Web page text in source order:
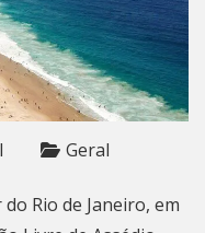
Geral
Rio de Janeiro, em